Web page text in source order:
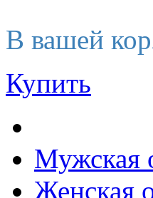
В вашей
Купить
Мужская
Женская